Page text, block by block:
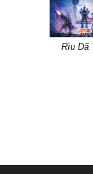
Rìu Dã